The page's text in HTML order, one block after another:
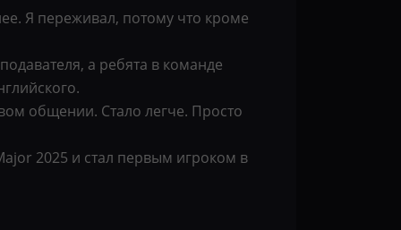
Я переживал, потому что кроме
а ребята в команде
общении. Стало легче. Просто
2025 и стал первым игроком в